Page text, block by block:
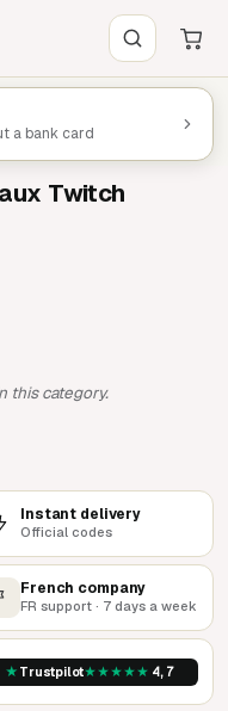
a bank card
Twitch
this category.
Instant delivery
Official codes
French company
FR support · 7 days a week
★ Trustpilot★★★★★ 4,7